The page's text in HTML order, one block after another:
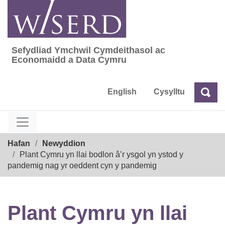
content
Sefydliad Ymchwil Cymdeithasol ac
Sefydliad Ymchwil Cymdeithasol ac
Economaidd a Data Cymru
English Cysylltu Chwilio
Hafan
Newyddion
Plant Cymru yn llai bodlon â’r ysgol yn ystod y
pandemig nag yr oeddent cyn y pandemig
Plant Cymru yn llai